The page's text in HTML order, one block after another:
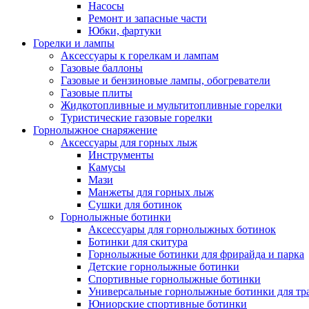
Насосы
Ремонт и запасные части
Юбки, фартуки
Горелки и лампы
Аксессуары к горелкам и лампам
Газовые баллоны
Газовые и бензиновые лампы, обогреватели
Газовые плиты
Жидкотопливные и мультитопливные горелки
Туристические газовые горелки
Горнолыжное снаряжение
Аксессуары для горных лыж
Инструменты
Камусы
Мази
Манжеты для горных лыж
Сушки для ботинок
Горнолыжные ботинки
Аксессуары для горнолыжных ботинок
Ботинки для скитура
Горнолыжные ботинки для фрирайда и парка
Детские горнолыжные ботинки
Спортивные горнолыжные ботинки
Универсальные горнолыжные ботинки для
Юниорские спортивные ботинки